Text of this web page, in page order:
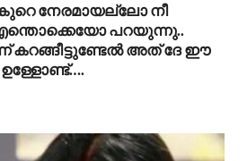
കുറെ നേരമായല്ലോ നീ
പറയുന്നു..
കറങ്ങീട്ടുണ്ടേൽ അത് ദേ ഈ
ഉള്ളോണ്ട്….